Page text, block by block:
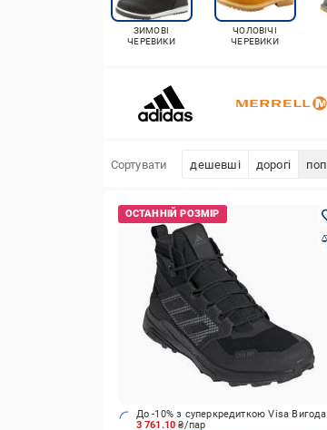
ЗИМОВІ
ЧЕРЕВИКИ
ЧОЛОВІЧІ
ЧЕРЕВИКИ
Сортувати дешевші дорогі
3 761.10₴/пар
До -10% з суперкредиткою Visa Вигода